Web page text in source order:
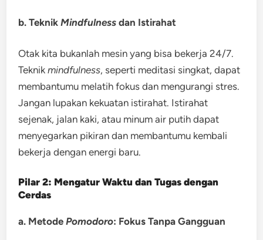
b. TeknikMindfulness dan Istirahat
Otak kita bukanlah mesin yang bisa bekerja 24/7.
Teknikmindfulness, seperti meditasi singkat, dapat
membantumu melatih fokus dan mengurangi stres.
Jangan lupakan kekuatan istirahat. Istirahat
sejenak, jalan kaki, atau minum air putih dapat
menyegarkan pikiran dan membantumu kembali
bekerja dengan energi baru.
Pilar 2: Mengatur Waktu dan Tugas dengan
Cerdas
a. MetodePomodoro: Fokus Tanpa Gangguan